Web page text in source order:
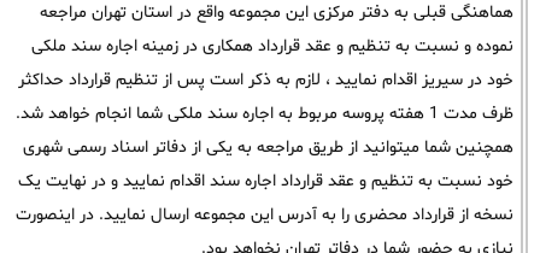
هماهنگی قبلی به دفتر مرکزی این مجموعه واقع در استان تهران مراجعه
نموده و نسبت به تنظیم و عقد قرارداد همکاری در زمینه اجاره سند ملکی
خود در سیریز اقدام نمایید ، لازم به ذکر است پس از تنظیم قرارداد حداکثر
ظرف مدت 1 هفته پروسه مربوط به اجاره سند ملکی شما انجام خواهد شد.
همچنین شما میتوانید از طریق مراجعه به یکی از دفاتر اسناد رسمی شهری
خود نسبت به تنظیم و عقد قرارداد اجاره سند اقدام نمایید و در نهایت یک
نسخه از قرارداد محضری را به آدرس این مجموعه ارسال نمایید. در اینصورت